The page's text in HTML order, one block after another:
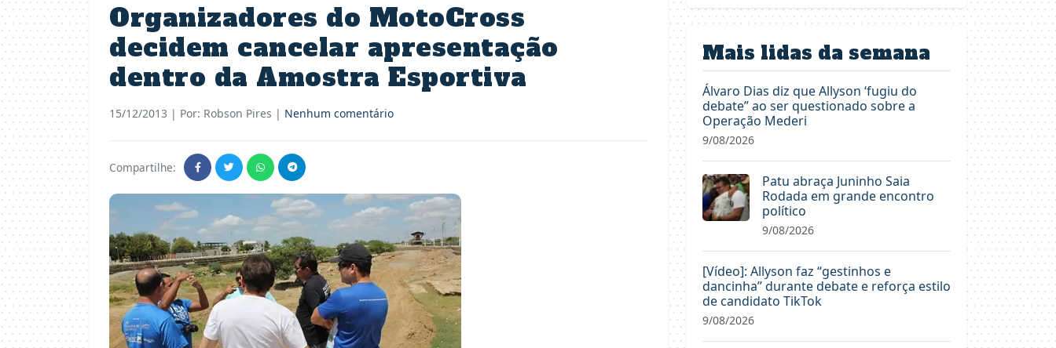
Organizadores do MotoCross
decidem cancelar apresentação
dentro da Amostra Esportiva
15/12/2013 | Por: Robson Pires | Nenhum comentário
Compartilhe:
Mais lidas da semana
Álvaro Dias diz que Allyson ‘fugiu do
debate” ao ser questionado sobre a
Operação Mederi
9/08/2026
Patu abraça Juninho Saia
Rodada em grande encontro
político
9/08/2026
[Vídeo]: Allyson faz “gestinhos e
dancinha” durante debate e reforça estilo
de candidato TikTok
9/08/2026